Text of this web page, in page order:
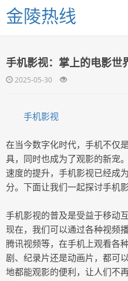
金陵热线
手机影视：掌上的电影世
2025-05-30
手机影视
在当今数字化时代，手机不仅
具，同时也成为了观影的新宠
速度的提升，手机影视已经成
分。下面让我们一起探讨手机
手机影视的普及是受益于移动
现在，我们可以通过各种视频
腾讯视频等，在手机上观看各
剧、纪录片还是动画片，都可
地都能观影的便利，让人们不